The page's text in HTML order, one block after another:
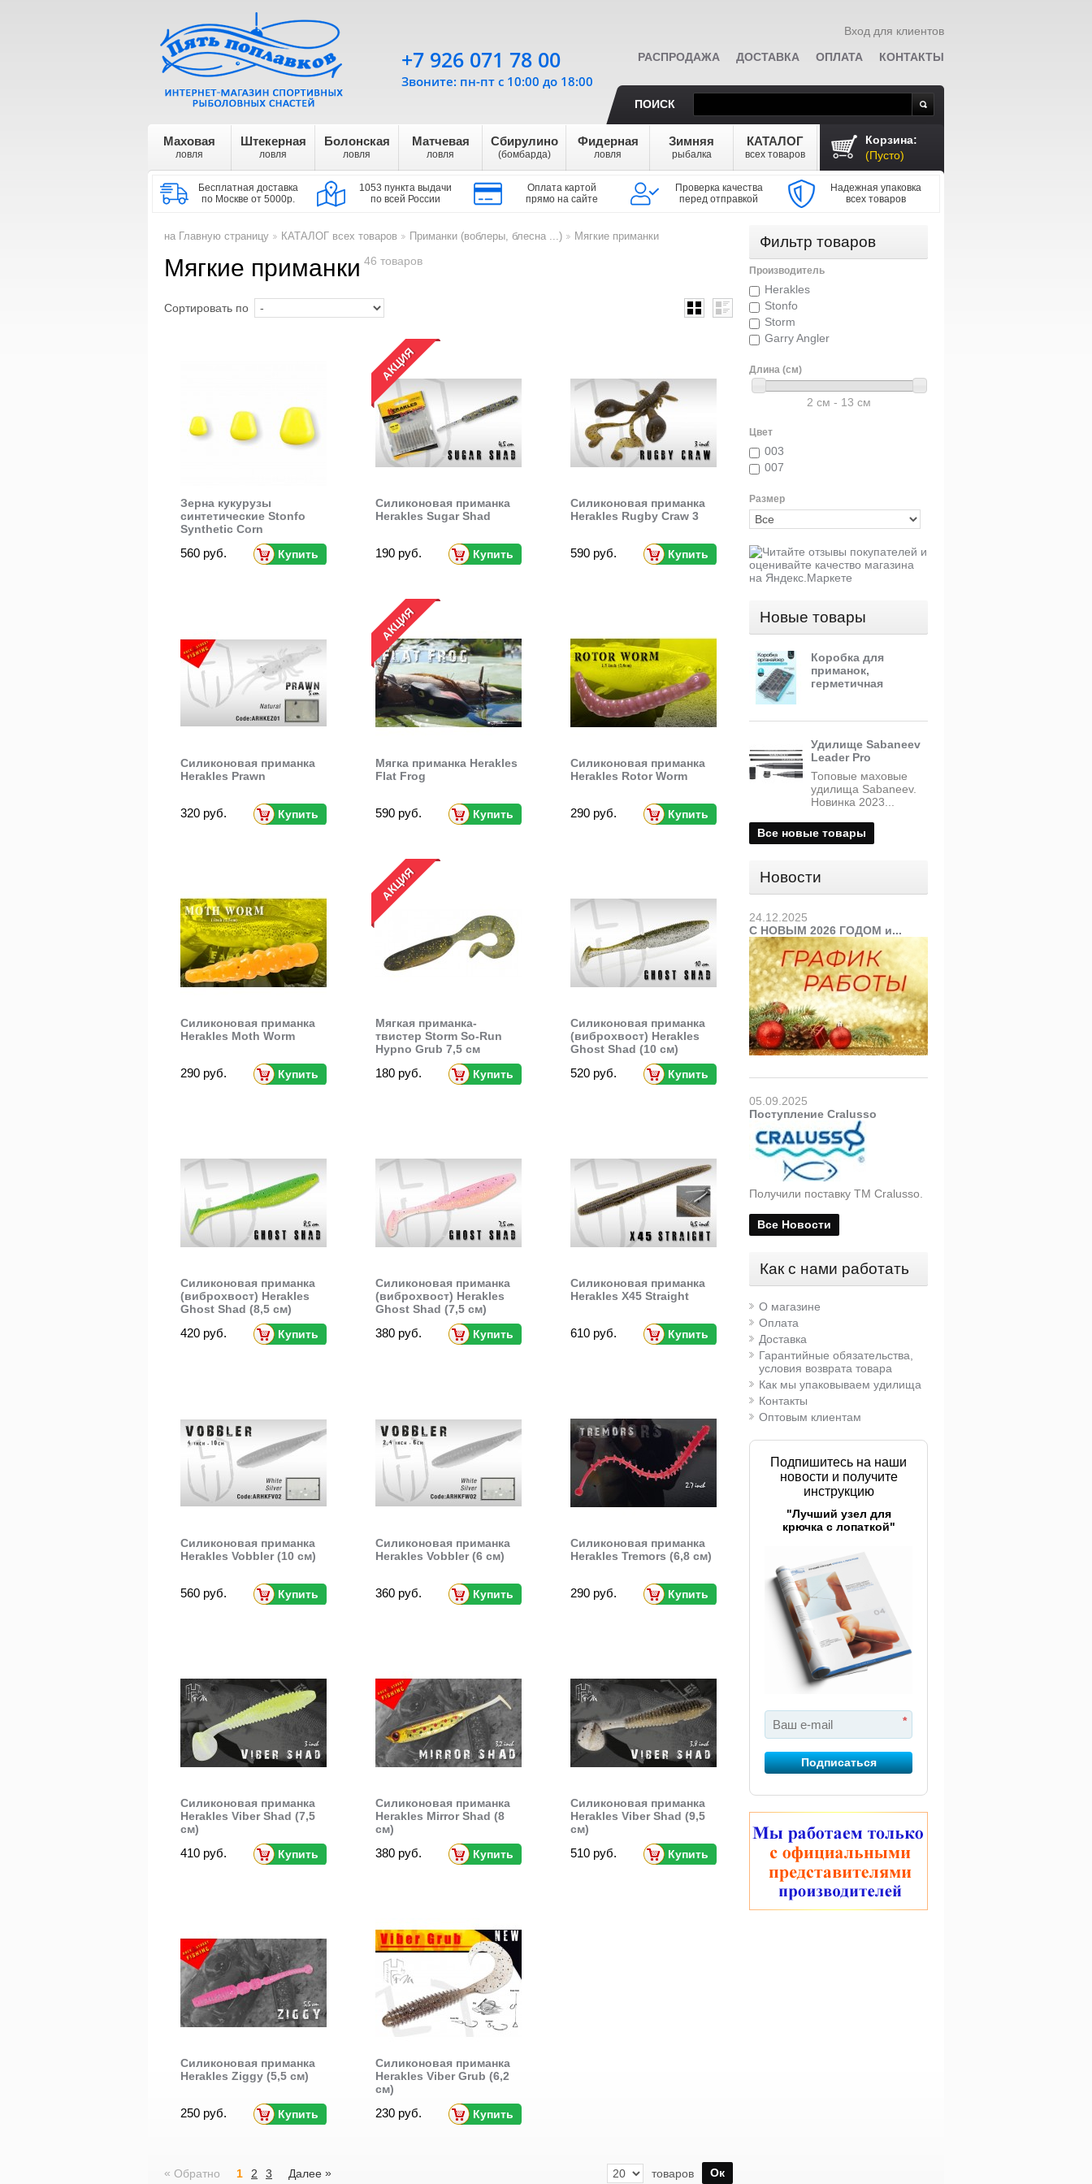
Вход для клиентов
Корзина:
(Пусто)
РАСПРОДАЖА ДОСТАВКА ОПЛАТА КОНТАКТЫ
ПОИСК
Маховая
ловля
Штекерная
ловля
Болонская
ловля
Матчевая
ловля
Сбирулино
(бомбарда)
Фидерная
ловля
Зимняя
рыбалка
КАТАЛОГ
всех товаров
Бесплатная доставка
по Москве от 5000р.
1053 пункта выдачи
по всей России
Оплата картой
прямо на сайте
Проверка качества
перед отправкой
Надежная упаковка
всех товаров
+7 926 071 78 00
Звоните: пн-пт с 10:00 до 18:00
на Главную страницу
КАТАЛОГ всех товаров
Приманки (воблеры, блесна ...)
Мягкие приманки
Мягкие приманки 46 товаров
Сортировать по
Зерна кукурузы
синтетические Stonfo
Synthetic Corn
560 руб. Купить
АКЦИЯ
Силиконовая приманка
Herakles Sugar Shad
190 руб. Купить
Силиконовая приманка
Herakles Rugby Craw 3
590 руб. Купить
Силиконовая приманка
Herakles Prawn
320 руб. Купить
АКЦИЯ
Мягка приманка Herakles
Flat Frog
590 руб. Купить
Силиконовая приманка
Herakles Rotor Worm
290 руб. Купить
Силиконовая приманка
Herakles Moth Worm
290 руб. Купить
АКЦИЯ
Мягкая приманка-
твистер Storm So-Run
Hypno Grub 7,5 см
180 руб. Купить
Силиконовая приманка
(виброхвост) Herakles
Ghost Shad (10 см)
520 руб. Купить
Силиконовая приманка
(виброхвост) Herakles
Ghost Shad (8,5 см)
420 руб. Купить
Силиконовая приманка
(виброхвост) Herakles
Ghost Shad (7,5 см)
380 руб. Купить
Силиконовая приманка
Herakles X45 Straight
610 руб. Купить
Силиконовая приманка
Herakles Vobbler (10 см)
560 руб. Купить
Силиконовая приманка
Herakles Vobbler (6 см)
360 руб. Купить
Силиконовая приманка
Herakles Tremors (6,8 см)
290 руб. Купить
Силиконовая приманка
Herakles Viber Shad (7,5
см)
410 руб. Купить
Силиконовая приманка
Herakles Mirror Shad (8
см)
380 руб. Купить
Силиконовая приманка
Herakles Viber Shad (9,5
см)
510 руб. Купить
Силиконовая приманка
Herakles Ziggy (5,5 см)
250 руб. Купить
Силиконовая приманка
Herakles Viber Grub (6,2
см)
230 руб. Купить
« Обратно 1 2 3 Далее » Ок
товаров
Фильтр товаров
Производитель
Herakles
Stonfo
Storm
Garry Angler
Длина (см)
2 см - 13 см
Цвет
003
007
Размер
Новые товары
Коробка для
приманок,
герметичная
Удилище Sabaneev
Leader Pro
Топовые маховые
удилища Sabaneev.
Новинка 2023...
Все новые товары
Новости
24.12.2025
С НОВЫМ 2026 ГОДОМ и...
05.09.2025
Поступление Cralusso
Получили поставку ТМ Cralusso.
Все Новости
Как с нами работать
О магазине
Оплата
Доставка
Гарантийные обязательства,
условия возврата товара
Как мы упаковываем удилища
Контакты
Оптовым клиентам
Подпишитесь на наши
новости и получите
инструкцию
"Лучший узел для
крючка с лопаткой"
*
Подписаться